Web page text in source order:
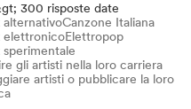
300 risposte date
alternativoCanzone Italiana
elettronicoElettropop
sperimentale
gli artisti nella loro carriera
artisti o pubblicare la loro